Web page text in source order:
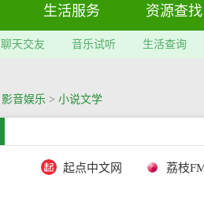
生活服务 资源查找
聊天交友 音乐试听 生活查询
影音娱乐 > 小说文学
起点中文网 荔枝